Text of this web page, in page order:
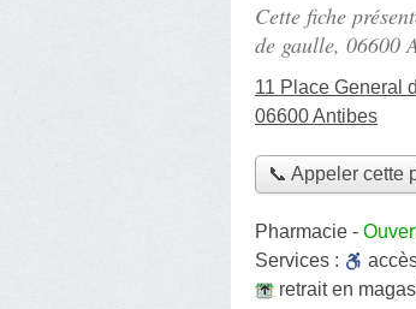
Cette fiche
de gaulle, 06600
11 Place General
06600 Antibes
📞 Appeler cette
Pharmacie -
Services :
retrait en